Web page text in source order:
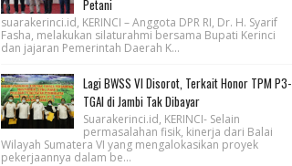
Petani
suarakerinci.id, KERINCI – Anggota DPR RI, Dr. H. Syarif
Fasha, melakukan silaturahmi bersama Bupati Kerinci
dan jajaran Pemerintah Daerah K...
Lagi BWSS VI Disorot, Terkait Honor TPM P3-
TGAI di Jambi Tak Dibayar
Suarakerinci.id, KERINCI- Selain
permasalahan fisik, kinerja dari Balai
Wilayah Sumatera VI yang mengalokasikan proyek
pekerjaannya dalam be...